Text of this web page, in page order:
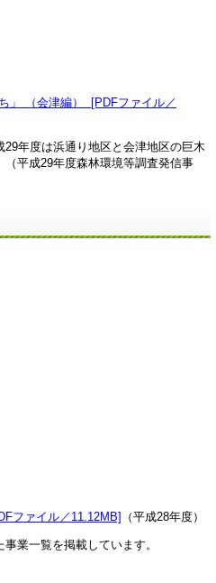
」 （会津編） [PDFファイル／
年度は浜通り地区と会津地区の巨木
平成29年度森林環境等調査発信事
ファイル／11.12MB] （平成28年度）
業一覧を掲載しています。